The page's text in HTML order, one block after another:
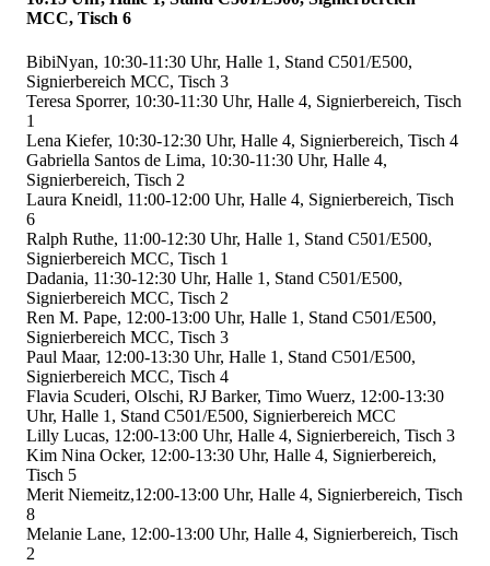
MCC, Tisch 6
BibiNyan, 10:30-11:30 Uhr, Halle 1, Stand C501/E500,
Signierbereich MCC, Tisch 3
Teresa Sporrer, 10:30-11:30 Uhr, Halle 4, Signierbereich, Tisch
1
Lena Kiefer, 10:30-12:30 Uhr, Halle 4, Signierbereich, Tisch 4
Gabriella Santos de Lima, 10:30-11:30 Uhr, Halle 4,
Signierbereich, Tisch 2
Laura Kneidl, 11:00-12:00 Uhr, Halle 4, Signierbereich, Tisch
6
Ralph Ruthe, 11:00-12:30 Uhr, Halle 1, Stand C501/E500,
Signierbereich MCC, Tisch 1
Dadania, 11:30-12:30 Uhr, Halle 1, Stand C501/E500,
Signierbereich MCC, Tisch 2
Ren M. Pape, 12:00-13:00 Uhr, Halle 1, Stand C501/E500,
Signierbereich MCC, Tisch 3
Paul Maar, 12:00-13:30 Uhr, Halle 1, Stand C501/E500,
Signierbereich MCC, Tisch 4
Flavia Scuderi, Olschi, RJ Barker, Timo Wuerz, 12:00-13:30
Uhr, Halle 1, Stand C501/E500, Signierbereich MCC
Lilly Lucas, 12:00-13:00 Uhr, Halle 4, Signierbereich, Tisch 3
Kim Nina Ocker, 12:00-13:30 Uhr, Halle 4, Signierbereich,
Tisch 5
Merit Niemeitz,12:00-13:00 Uhr, Halle 4, Signierbereich, Tisch
8
Melanie Lane, 12:00-13:00 Uhr, Halle 4, Signierbereich, Tisch
2